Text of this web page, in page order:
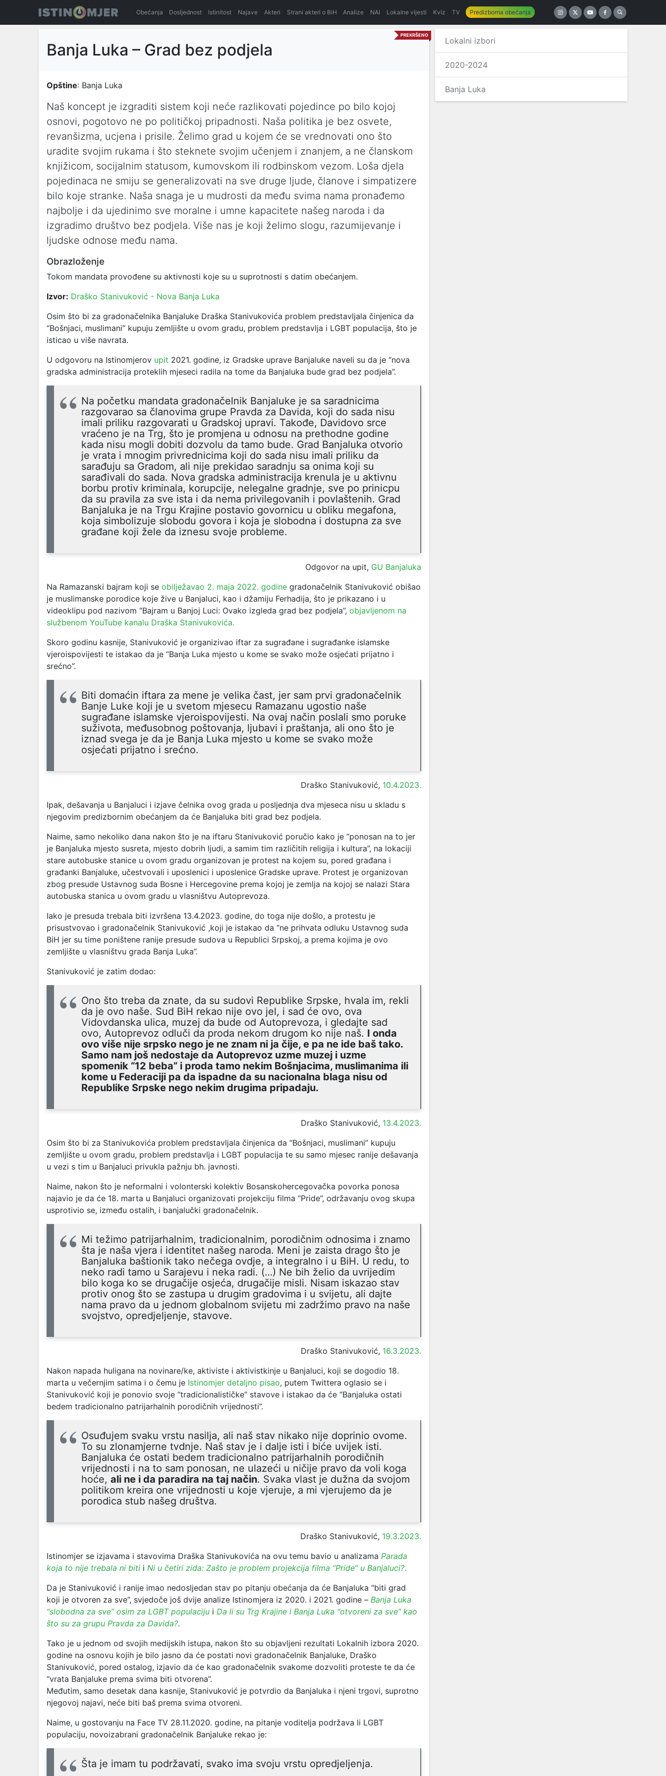
Obećanja Dosljednost Istinitost Najave Akteri Strani akteri o BiH Analize NAI Lokalne vijesti Kviz TV Predizborna obećanja
PREKRŠENO
Banja Luka – Grad bez podjela
Opštine: Banja Luka
Naš koncept je izgraditi sistem koji neće razlikovati pojedince po bilo kojoj
osnovi, pogotovo ne po političkoj pripadnosti. Naša politika je bez osvete,
revanšizma, ucjena i prisile. Želimo grad u kojem će se vrednovati ono što
uradite svojim rukama i što steknete svojim učenjem i znanjem, a ne članskom
knjižicom, socijalnim statusom, kumovskom ili rodbinskom vezom. Loša djela
pojedinaca ne smiju se generalizovati na sve druge ljude, članove i simpatizere
bilo koje stranke. Naša snaga je u mudrosti da među svima nama pronađemo
najbolje i da ujedinimo sve moralne i umne kapacitete našeg naroda i da
izgradimo društvo bez podjela. Više nas je koji želimo slogu, razumijevanje i
ljudske odnose među nama.
Obrazloženje
Tokom mandata provođene su aktivnosti koje su u suprotnosti s datim obećanjem.
Izvor: Draško Stanivuković - Nova Banja Luka
Osim što bi za gradonačelnika Banjaluke Draška Stanivukovića problem predstavljala činjenica da
“Bošnjaci, muslimani” kupuju zemljište u ovom gradu, problem predstavlja i LGBT populacija, što je
isticao u više navrata.
U odgovoru na Istinomjerov upit 2021. godine, iz Gradske uprave Banjaluke naveli su da je “nova
gradska administracija proteklih mjeseci radila na tome da Banjaluka bude grad bez podjela”.
Na početku mandata gradonačelnik Banjaluke je sa saradnicima
razgovarao sa članovima grupe Pravda za Davida, koji do sada nisu
imali priliku razgovarati u Gradskoj upravi. Takođe, Davidovo srce
vraćeno je na Trg, što je promjena u odnosu na prethodne godine
kada nisu mogli dobiti dozvolu da tamo bude. Grad Banjaluka otvorio
je vrata i mnogim privrednicima koji do sada nisu imali priliku da
sarađuju sa Gradom, ali nije prekidao saradnju sa onima koji su
sarađivali do sada. Nova gradska administracija krenula je u aktivnu
borbu protiv kriminala, korupcije, nelegalne gradnje, sve po prinicpu
da su pravila za sve ista i da nema privilegovanih i povlaštenih. Grad
Banjaluka je na Trgu Krajine postavio govornicu u obliku megafona,
koja simbolizuje slobodu govora i koja je slobodna i dostupna za sve
građane koji žele da iznesu svoje probleme.
Odgovor na upit, GU Banjaluka
Na Ramazanski bajram koji se obilježavao 2. maja 2022. godine gradonačelnik Stanivuković obišao
je muslimanske porodice koje žive u Banjaluci, kao i džamiju Ferhadija, što je prikazano i u
videoklipu pod nazivom “Bajram u Banjoj Luci: Ovako izgleda grad bez podjela”, objavljenom na
službenom YouTube kanalu Draška Stanivukovića.
Skoro godinu kasnije, Stanivuković je organizivao iftar za sugrađane i sugrađanke islamske
vjeroispovijesti te istakao da je “Banja Luka mjesto u kome se svako može osjećati prijatno i
srećno”.
Biti domaćin iftara za mene je velika čast, jer sam prvi gradonačelnik
Banje Luke koji je u svetom mjesecu Ramazanu ugostio naše
sugrađane islamske vjeroispovijesti. Na ovaj način poslali smo poruke
suživota, međusobnog poštovanja, ljubavi i praštanja, ali ono što je
iznad svega je da je Banja Luka mjesto u kome se svako može
osjećati prijatno i srećno.
Draško Stanivuković, 10.4.2023.
Ipak, dešavanja u Banjaluci i izjave čelnika ovog grada u posljednja dva mjeseca nisu u skladu s
njegovim predizbornim obećanjem da će Banjaluka biti grad bez podjela.
Naime, samo nekoliko dana nakon što je na iftaru Stanivuković poručio kako je “ponosan na to jer
je Banjaluka mjesto susreta, mjesto dobrih ljudi, a samim tim različitih religija i kultura”, na lokaciji
stare autobuske stanice u ovom gradu organizovan je protest na kojem su, pored građana i
građanki Banjaluke, učestvovali i uposlenici i uposlenice Gradske uprave. Protest je organizovan
zbog presude Ustavnog suda Bosne i Hercegovine prema kojoj je zemlja na kojoj se nalazi Stara
autobuska stanica u ovom gradu u vlasništvu Autoprevoza.
Iako je presuda trebala biti izvršena 13.4.2023. godine, do toga nije došlo, a protestu je
prisustvovao i gradonačelnik Stanivuković ,koji je istakao da “ne prihvata odluku Ustavnog suda
BiH jer su time poništene ranije presude sudova u Republici Srpskoj, a prema kojima je ovo
zemljište u vlasništvu grada Banja Luka”.
Stanivuković je zatim dodao:
Ono što treba da znate, da su sudovi Republike Srpske, hvala im, rekli
da je ovo naše. Sud BiH rekao nije ovo jel, i sad će ovo, ova
Vidovdanska ulica, muzej da bude od Autoprevoza, i gledajte sad
ovo, Autoprevoz odluči da proda nekom drugom ko nije naš. I onda
ovo više nije srpsko nego je ne znam ni ja čije, e pa ne ide baš tako.
Samo nam još nedostaje da Autoprevoz uzme muzej i uzme
spomenik “12 beba” i proda tamo nekim Bošnjacima, muslimanima ili
kome u Federaciji pa da ispadne da su nacionalna blaga nisu od
Republike Srpske nego nekim drugima pripadaju.
Draško Stanivuković, 13.4.2023.
Osim što bi za Stanivukovića problem predstavljala činjenica da “Bošnjaci, muslimani” kupuju
zemljište u ovom gradu, problem predstavlja i LGBT populacija te su samo mjesec ranije dešavanja
u vezi s tim u Banjaluci privukla pažnju bh. javnosti.
Naime, nakon što je neformalni i volonterski kolektiv Bosanskohercegovačka povorka ponosa
najavio je da će 18. marta u Banjaluci organizovati projekciju filma “Pride”, održavanju ovog skupa
usprotivio se, između ostalih, i banjalučki gradonačelnik.
Mi težimo patrijarhalnim, tradicionalnim, porodičnim odnosima i znamo
šta je naša vjera i identitet našeg naroda. Meni je zaista drago što je
Banjaluka baštionik tako nečega ovdje, a integralno i u BiH. U redu, to
neko radi tamo u Sarajevu i neka radi. (…) Ne bih želio da uvrijedim
bilo koga ko se drugačije osjeća, drugačije misli. Nisam iskazao stav
protiv onog što se zastupa u drugim gradovima i u svijetu, ali dajte
nama pravo da u jednom globalnom svijetu mi zadržimo pravo na naše
svojstvo, opredjeljenje, stavove.
Draško Stanivuković, 16.3.2023.
Nakon napada huligana na novinare/ke, aktiviste i aktivistkinje u Banjaluci, koji se dogodio 18.
marta u večernjim satima i o čemu je Istinomjer detaljno pisao, putem Twittera oglasio se i
Stanivuković koji je ponovio svoje “tradicionalističke” stavove i istakao da će “Banjaluka ostati
bedem tradicionalno patrijarhalnih porodičnih vrijednosti”.
Osuđujem svaku vrstu nasilja, ali naš stav nikako nije doprinio ovome.
To su zlonamjerne tvdnje. Naš stav je i dalje isti i biće uvijek isti.
Banjaluka će ostati bedem tradicionalno patrijarhalnih porodičnih
vrijednosti i na to sam ponosan, ne ulazeći u ničije pravo da voli koga
hoće, ali ne i da paradira na taj način. Svaka vlast je dužna da svojom
politikom kreira one vrijednosti u koje vjeruje, a mi vjerujemo da je
porodica stub našeg društva.
Draško Stanivuković, 19.3.2023.
Istinomjer se izjavama i stavovima Draška Stanivukovića na ovu temu bavio u analizama Parada
koja to nije trebala ni biti i Ni u četiri zida: Zašto je problem projekcija filma “Pride” u Banjaluci?.
Da je Stanivuković i ranije imao nedosljedan stav po pitanju obećanja da će Banjaluka “biti grad
koji je otvoren za sve”, svjedoče još dvije analize Istinomjera iz 2020. i 2021. godine – Banja Luka
“slobodna za sve” osim za LGBT populaciju i Da li su Trg Krajine i Banja Luka “otvoreni za sve” kao
što su za grupu Pravda za Davida?.
Tako je u jednom od svojih medijskih istupa, nakon što su objavljeni rezultati Lokalnih izbora 2020.
godine na osnovu kojih je bilo jasno da će postati novi gradonačelnik Banjaluke, Draško
Stanivuković, pored ostalog, izjavio da će kao gradonačelnik svakome dozvoliti proteste te da će
“vrata Banjaluke prema svima biti otvorena”.
Međutim, samo desetak dana kasnije, Stanivuković je potvrdio da Banjaluka i njeni trgovi, suprotno
njegovoj najavi, neće biti baš prema svima otvoreni.
Naime, u gostovanju na Face TV 28.11.2020. godine, na pitanje voditelja podržava li LGBT
populaciju, novoizabrani gradonačelnik Banjaluke rekao je:
Šta je imam tu podržavati, svako ima svoju vrstu opredjeljenja.
Lokalni izbori
2020-2024
Banja Luka